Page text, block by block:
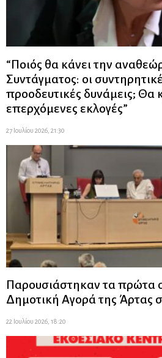
“Ποιός θα κάνει την
Συντάγματος: οι
προοδευτικές δυνάμεις; Θα
επερχόμενες εκλογές”
27 Ιουλίου 2026, 21:30
Παρουσιάστηκαν τα πρώτα
Δημοτική Αγορά της Άρτας
22 Ιουλίου 2026, 18:20